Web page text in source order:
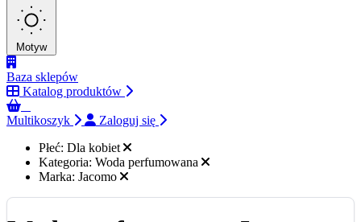
Motyw
Baza sklepów
Katalog produktów
Multikoszyk
Zaloguj się
Płeć: Dla kobiet
Kategoria: Woda perfumowana
Marka: Jacomo